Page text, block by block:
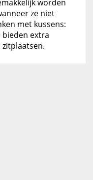
worden
ze niet
met kussens:
bieden extra